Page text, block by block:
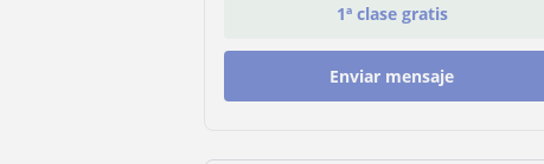
1ª clase gratis
Enviar mensaje